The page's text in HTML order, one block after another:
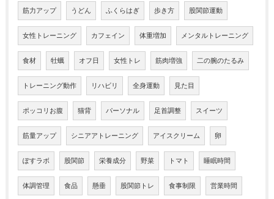
筋力アップ うどん ふくらはぎ 歩き方 股関節運動
女性トレーニング カフェイン 体重増加 メンタルトレーニング
食材 牡蠣 オフ日 女性トレ 筋肉増強 二の腕のたるみ
トレーニング動作 リハビリ 全身運動 見た目
ポッコリお腹 猫背 パーソナル 足首調整 スイーツ
筋量アップ シニアアトレーニング アイスクリーム 卵
ぽすラボ 股関節 栄養成分 野菜 トマト 睡眠時間
体調管理 食品 懸垂 股関節トレ 食事制限 営業時間